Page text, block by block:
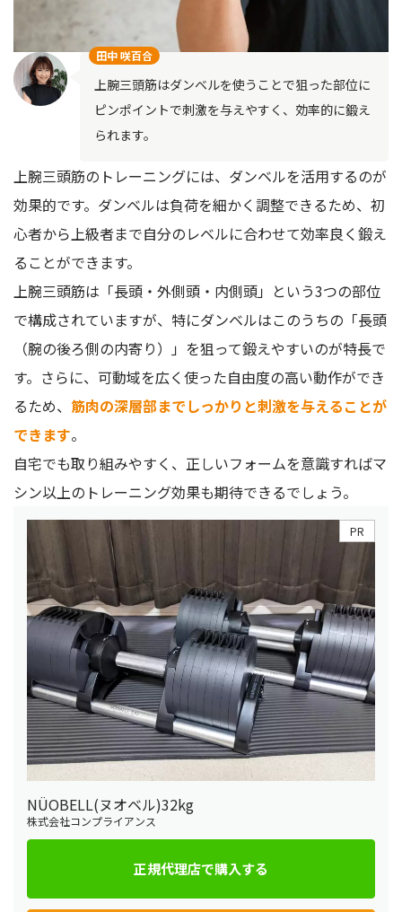
田中 咲百合
上腕三頭筋はダンベルを使うことで狙った部位に
ピンポイントで刺激を与えやすく、効率的に鍛え
られます。
上腕三頭筋のトレーニングには、ダンベルを活用するのが
効果的です。ダンベルは負荷を細かく調整できるため、初
心者から上級者まで自分のレベルに合わせて効率良く鍛え
ることができます。
上腕三頭筋は「長頭・外側頭・内側頭」という3つの部位
で構成されていますが、特にダンベルはこのうちの「長頭
（腕の後ろ側の内寄り）」を狙って鍛えやすいのが特長で
す。さらに、可動域を広く使った自由度の高い動作ができ
るため、 筋肉の深層部までしっかりと刺激を与えることが
できます。
自宅でも取り組みやすく、正しいフォームを意識すればマ
シン以上のトレーニング効果も期待できるでしょう。
NÜOBELL(ヌオベル)32kg
株式会社コンプライアンス
正規代理店で購入する
PR